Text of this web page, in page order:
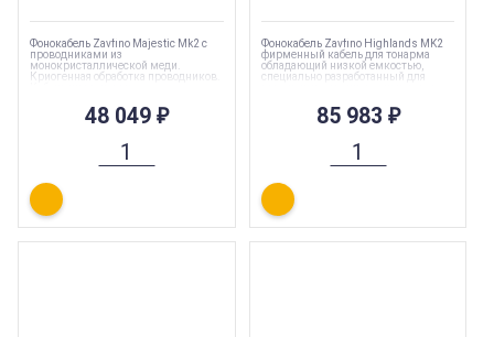
Фонокабель Zavfino Majestic Mk2 с
проводниками из
монокристаллической меди.
Криогенная обработка проводников.
48 049 ₽
Фонокабель Zavfino Highlands MK2
фирменный кабель для тонарма
обладающий низкой емкостью,
специально разработанный для
85 983 ₽